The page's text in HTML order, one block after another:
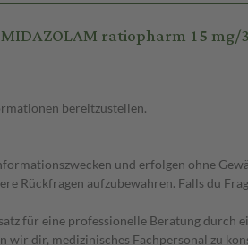
ratiopharm 15
bereitzustellen.
und erfolgen ohne
Rückfragen aufzubewahren. Falls du
für eine professionelle Beratung
wir dir, medizinisches Fachpersonal zu